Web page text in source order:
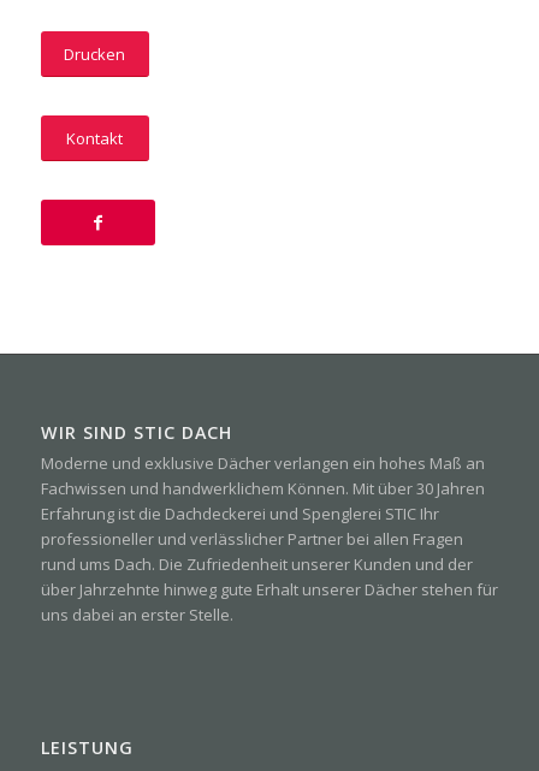
Drucken
Kontakt
WIR SIND STIC DACH
Moderne und exklusive Dächer verlangen ein hohes Maß an
Fachwissen und handwerklichem Können. Mit über 30 Jahren
Erfahrung ist die Dachdeckerei und Spenglerei STIC Ihr
professioneller und verlässlicher Partner bei allen Fragen
rund ums Dach. Die Zufriedenheit unserer Kunden und der
über Jahrzehnte hinweg gute Erhalt unserer Dächer stehen für
uns dabei an erster Stelle.
LEISTUNG